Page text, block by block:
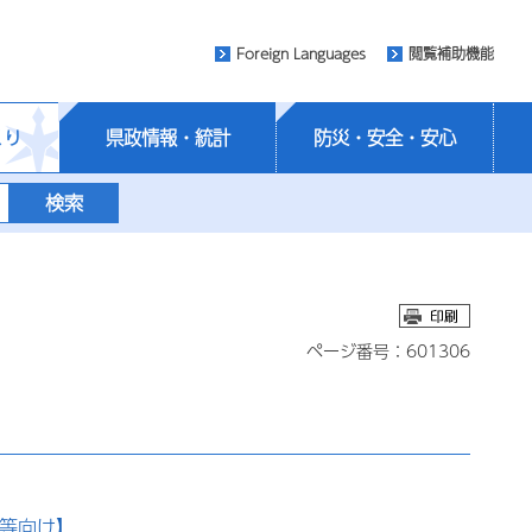
Foreign Languages 閲覧補助機能
県政情報・統計 防災・安全・安心
ページ番号：601306